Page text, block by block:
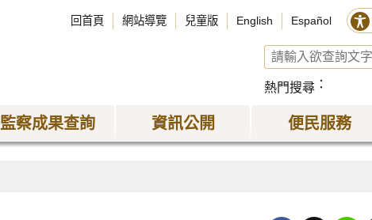
回首頁 網站導覽 兒童版 English Español
熱門搜尋
監察成果查詢 資訊公開 便民服務